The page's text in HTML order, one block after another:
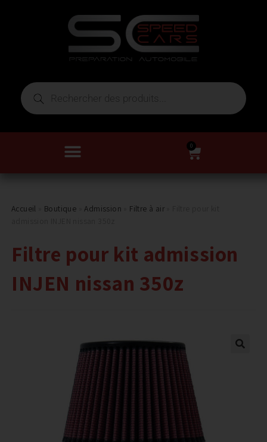
0
Accueil Boutique »Admission Filtre à air
Filtre pour kit admission
INJEN nissan 350z